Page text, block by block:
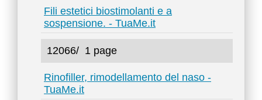
Fili estetici biostimolanti e a
sospensione. - TuaMe.it
12066/ 1 page
Rinofiller, rimodellamento del naso -
TuaMe.it